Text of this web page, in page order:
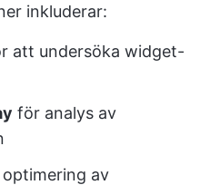
inkluderar:
att undersöka widget-
för analys av
av